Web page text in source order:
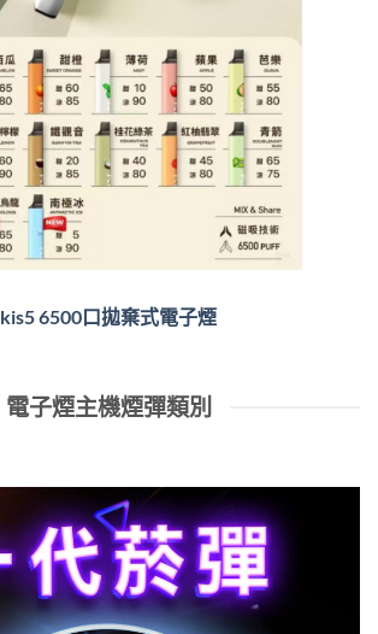
kis5 6500口拋棄式電子煙
電子煙主機煙彈類別